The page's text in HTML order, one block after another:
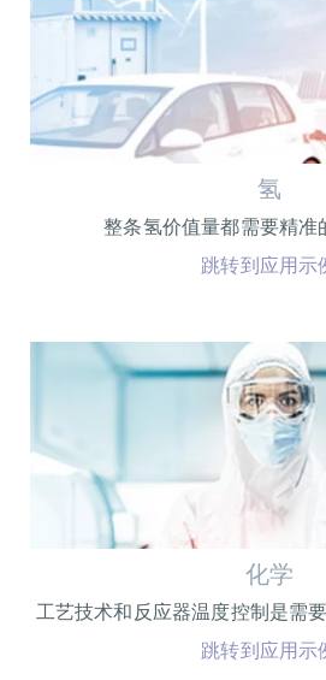
氢
整条氢价值量都需要精准
跳转到应用示
化学
工艺技术和反应器温度控制是需
跳转到应用示